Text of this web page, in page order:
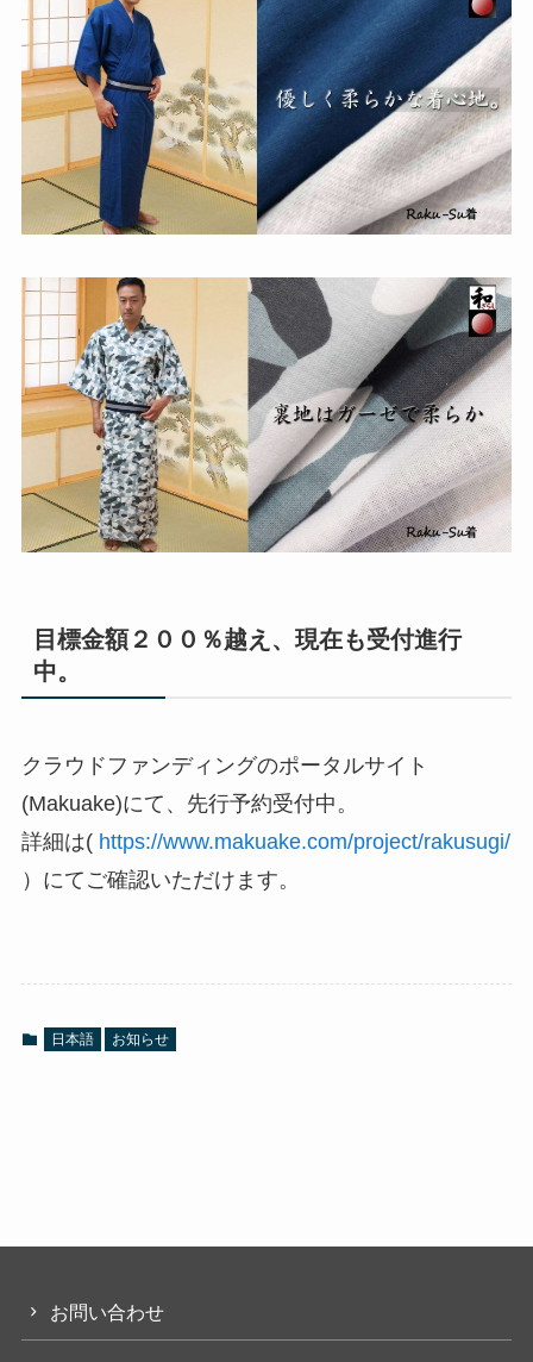
目標金額２００％越え、現在も受付進行
中。
クラウドファンディングのポータルサイト
(Makuake)にて、先行予約受付中。
詳細は( https://www.makuake.com/project/rakusugi/
）にてご確認いただけます。
日本語 お知らせ
お問い合わせ